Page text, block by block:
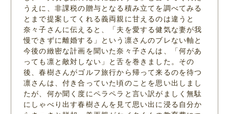
うえに、非課税の贈与となる積み立てを調べてみる
とまで提案してくれる義両親に甘えるのは違うと
奈々子さんに伝えると、「夫を愛する健気な妻が我
慢できずに離婚する」という凛さんのブレない軸と
今後の緻密な計画を聞いた奈々子さんは、「何があ
っても凛と敵対しない」と舌を巻きました。その
後、春樹さんがゴルフ旅行から帰って来るのを待つ
凛さんは、付き合っていた頃のことを思い出しまし
たが、何か聞く度にペラペラと言い訳がましく無駄
にしゃべり出す春樹さんを見て思い出に浸る自分か